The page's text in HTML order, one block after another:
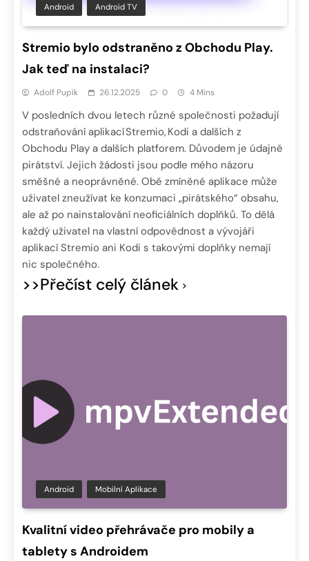
Android Android TV
Stremio bylo odstraněno z Obchodu Play.
Jak teď na instalaci?
Adolf Pupík 26.12.2025 0 4 Mins
V posledních dvou letech různé společnosti požadují
odstraňování aplikací Stremio, Kodi a dalších z
Obchodu Play a dalších platforem. Důvodem je údajně
pirátství. Jejich žádosti jsou podle mého názoru
směšné a neoprávněné. Obě zmíněné aplikace může
uživatel zneužívat ke konzumaci „pirátského“ obsahu,
ale až po nainstalování neoficiálních doplňků. To dělá
každý uživatel na vlastní odpovědnost a vývojáři
aplikací Stremio ani Kodi s takovými doplňky nemají
nic společného.
>>Přečíst celý článek
Android Mobilní Aplikace
Kvalitní video přehrávače pro mobily a
tablety s Androidem